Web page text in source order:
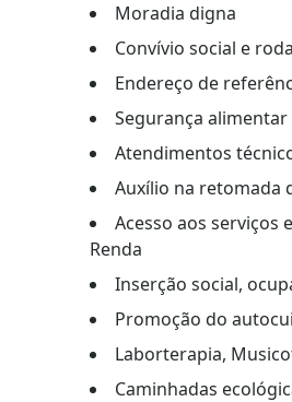
Moradia digna
Convívio social e
Endereço de
Segurança alimentar
Atendimentos
Auxílio na retomada
Acesso aos serviços
Renda
Inserção social,
Promoção do
Laborterapia,
Caminhadas